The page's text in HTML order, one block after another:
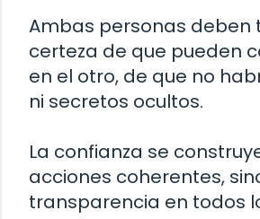
Ambas personas deben
certeza de que pueden
en el otro, de que no
ni secretos ocultos.
La confianza se
acciones coherentes,
transparencia en todos